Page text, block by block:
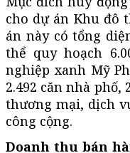
cho dự án Khu đô
án này có tổng
thể quy hoạch
nghiệp xanh Mỹ
2.492 căn nhà
thương mại, dịch
công cộng.
Doanh thu bán